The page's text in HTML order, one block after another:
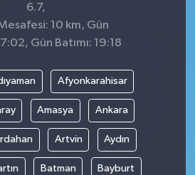
6.7,
10 km, Gün
Gün Batımı: 19:18
Afyonkarahisar
Amasya Ankara
Artvin Aydın
Batman Bayburt